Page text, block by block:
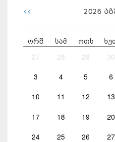
<< 2026
ორშ სამ ოთხ
27 28 29 30
3 4 5 6
10 11 12 13
17 18 19 20
24 25 26 27